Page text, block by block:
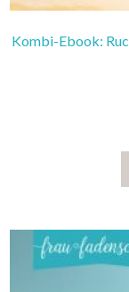
Kombi-Ebook: